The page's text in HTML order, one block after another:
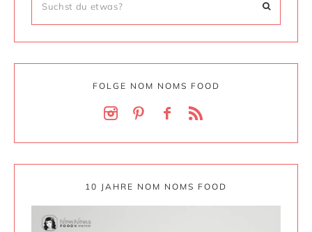
FOLGE NOM NOMS FOOD
10 JAHRE NOM NOMS FOOD